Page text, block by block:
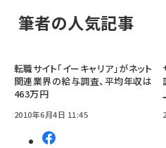
筆者の人気記事
転職サイト「イーキャリア」がネット
関連業界の給与調査、平均年収は
463万円
2010年6月4日 11:45